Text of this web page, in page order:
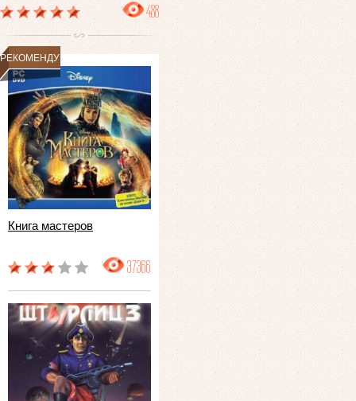
488
РЕКОМЕНДУЕМ
Книга мастеров
37366